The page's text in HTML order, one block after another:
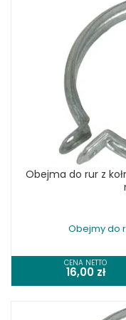
Obejma do rur z
Obejmy do
CENA NETTO
16,00 zł